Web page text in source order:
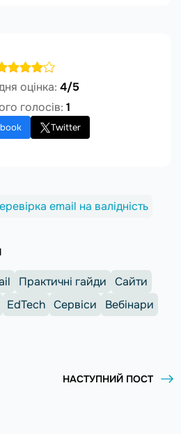
оцінка: 4/5
голосів: 1
Twitter
email на валідність
Практичні гайди
Сайти
EdTech Сервіси Вебінари
НАСТУПНИЙ ПОСТ